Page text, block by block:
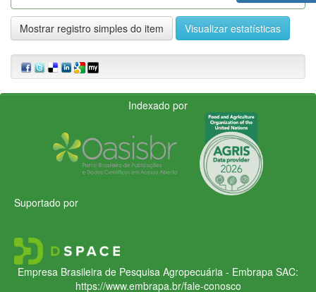
Mostrar registro simples do item Visualizar estatísticas
Indexado por
Suportado por
Empresa Brasileira de Pesquisa Agropecuária - Embrapa SAC:
https://www.embrapa.br/fale-conosco